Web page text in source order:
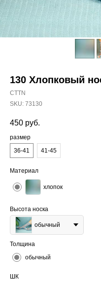
130 Хлопковый
CTTN
SKU: 73130
450 руб.
размер
36-41
41-45
Материал
хлопок
Высота носка
обычный
Толщина
обычный
ШК